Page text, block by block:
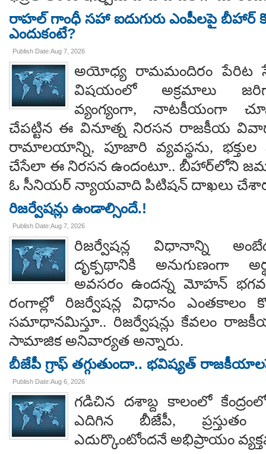
రాహల్ గాంధీ సహా ఐదుగురు ఎంపీలపై బీహార్
ఎందుకంటే?
Publish Date:Aug 7, 2026
అయోధ్య రామమందిరం పేరిట
విషయంలో అక్రమాలు
వ్యంగ్యంగా, నాటకీయంగా
చేపట్టిన ఈ వినూత్న నిరసన రాజకీయ
రామాలయాన్ని, పూజారి వ్యవస్థను,
చేసేలా ఈ నిరసన ఉందంటూ.. బీహార్‌లోని
ఓ సీనియర్ న్యాయవాది పిటిషన్ దాఖలు
రిజర్వేషన్లు ఉండాల్సిందే.!
Publish Date:Aug 7, 2026
రిజర్వేషన్ల విధానాన్ని
దృక్పథానికి అనుగుణంగా
అవసరం ఉందన్న మోహన్
రంగాల్లో రిజర్వేషన్ల విధానం ఎంతకాలం
సమాధానమిస్తూ.. రిజర్వేషన్లు కేవలం
సామాజిక అనివార్యత అన్నారు.
బీజేపీ గ్రాఫ్ తగ్గుతుందా.. భవిష్యత్ రాజకీయాలపై
Publish Date:Aug 6, 2026
గడిచిన దశాబ్ద కాలంలో
ఎదిగిన బీజేపీ, ప్రస్తుతం
ఎదుర్కొంటోందనే అభిప్రాయం